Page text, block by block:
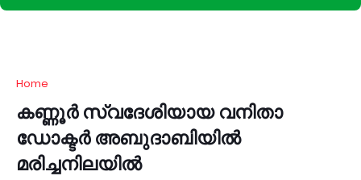
Home
കണ്ണൂര്‍ സ്വദേശിയായ വനിതാ
ഡോക്ടര്‍ അബുദാബിയില്‍
മരിച്ചനിലയില്‍